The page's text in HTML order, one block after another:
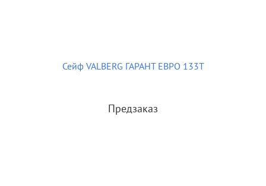
Сейф VALBERG ГАРАНТ ЕВРО 133Т
Предзаказ